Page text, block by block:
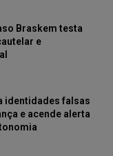
Braskem testa
e
identidades falsas
e acende alerta